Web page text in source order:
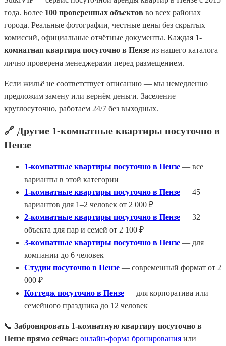
года. Более 100 проверенных объектов во всех районах
города. Реальные фотографии, честные цены без скрытых
комиссий, официальные отчётные документы. Каждая 1-
комнатная квартира посуточно в Пензе из нашего каталога
лично проверена менеджерами перед размещением.
Если жильё не соответствует описанию — мы немедленно
предложим замену или вернём деньги. Заселение
круглосуточно, работаем 24/7 без выходных.
🔗 Другие 1-комнатные квартиры посуточно в
Пензе
1-комнатные квартиры посуточно в Пензе — все
варианты в этой категории
1-комнатные квартиры посуточно в Пензе — 45
вариантов для 1–2 человек от 2 000 ₽
2-комнатные квартиры посуточно в Пензе — 32
объекта для пар и семей от 2 100 ₽
3-комнатные квартиры посуточно в Пензе — для
компании до 6 человек
Студии посуточно в Пензе — современный формат от 2
000 ₽
Коттедж посуточно в Пензе — для корпоратива или
семейного праздника до 12 человек
📞 Забронировать 1-комнатную квартиру посуточно в
Пензе прямо сейчас: онлайн-форма бронирования или